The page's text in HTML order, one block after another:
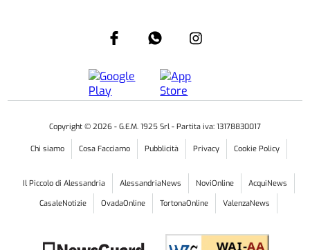
Copyright © 2026 - G.E.M. 1925 Srl - Partita iva: 13178830017
Chi siamo Cosa Facciamo Pubblicità Privacy Cookie Policy
Il Piccolo di Alessandria AlessandriaNews NoviOnline
AcquiNews
CasaleNotizie
OvadaOnline TortonaOnline ValenzaNews